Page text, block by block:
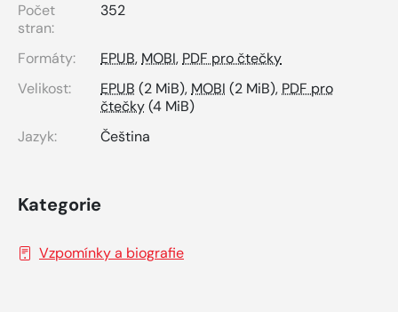
Počet
stran:
352
Formáty: EPUB,MOBI,PDF pro čtečky
Velikost:
EPUB (2 MiB),MOBI (2 MiB),PDF pro
čtečky(4 MiB)
Jazyk:
Čeština
Kategorie
Vzpomínky a biografie